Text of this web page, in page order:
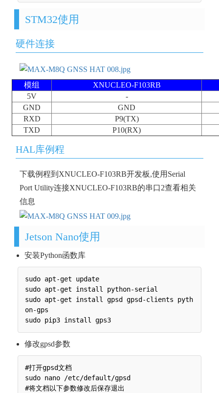
STM32使用
硬件连接
模组
XNUCLEO-F103RB
5V
-
GND
GND
RXD
P9(TX)
TXD
P10(RX)
HAL库例程
下载例程到XNUCLEO-F103RB开发板,使用Serial
Port Utility连接XNUCLEO-F103RB的串口2查看相关
信息
Jetson Nano使用
安装Python函数库
sudo apt-get update
sudo apt-get install python-serial
sudo apt-get install gpsd gpsd-clients pyth
on-gps
修改gpsd参数
#打开gpsd文档
sudo nano /etc/default/gpsd
#将文档以下参数修改后保存退出